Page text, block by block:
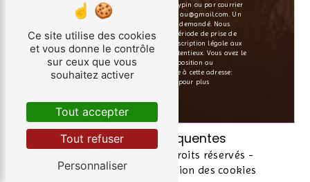
Lotissement le Vieux Peypin, 13124 Peypin ou par courrier
électronique à l'adresse Remyliselandau@gmail.com. Un
justificatif d'identité pourra vous être demandé. Nous
conservons vos données pendant la période de prise de
contact puis pendant la durée de prescription légale aux
fins probatoires et de gestion des contentieux. Vous avez le
droit de vous inscrire sur la liste d'opposition au
démarchage téléphonique, disponible à cette adresse:
Bloctel.gouv.fr
. Consultez le site cnil.fr pour plus
Recherches fréquentes
- 2026 - Tous droits réservés -
Mentions légales
Gestion des cookies
Ce site utilise des cookies
et vous donne le contrôle
sur ceux que vous
souhaitez activer
Tout accepter
Tout refuser
Personnaliser